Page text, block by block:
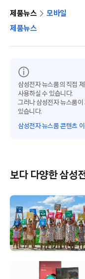
제품뉴스
모바일
제품뉴스
삼성전자 뉴스룸의 직접
사용하실 수 있습니다.
그러나 삼성전자 뉴스룸이
있습니다.
삼성전자 뉴스룸 콘텐츠
보다 다양한 삼성